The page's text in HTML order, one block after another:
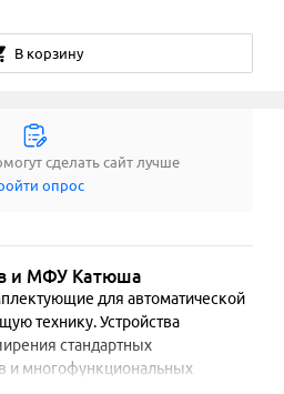
В корзину
сделать сайт лучше
опрос
и МФУ Катюша
для автоматической
технику. Устройства
стандартных
и многофункциональных